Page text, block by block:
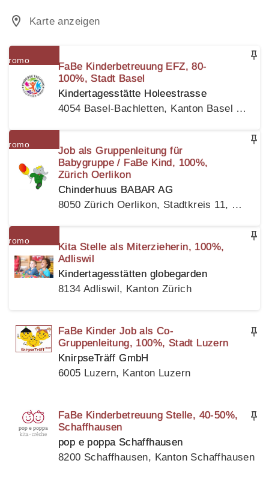
Karte anzeigen
FaBe Kinderbetreuung EFZ, 80-
100%, Stadt Basel
Kindertagesstätte Holeestrasse
4054 Basel-Bachletten, Kanton Basel Stadt
Job als Gruppenleitung für
Babygruppe / FaBe Kind, 100%,
Zürich Oerlikon
Chinderhuus BABAR AG
8050 Zürich Oerlikon, Stadtkreis 11, Kanton Zürich
Kita Stelle als Miterzieherin, 100%,
Adliswil
Kindertagesstätten globegarden
8134 Adliswil, Kanton Zürich
FaBe Kinder Job als Co-
Gruppenleitung, 100%, Stadt Luzern
KnirpseTräff GmbH
6005 Luzern, Kanton Luzern
FaBe Kinderbetreuung Stelle, 40-50%,
Schaffhausen
pop e poppa Schaffhausen
8200 Schaffhausen, Kanton Schaffhausen